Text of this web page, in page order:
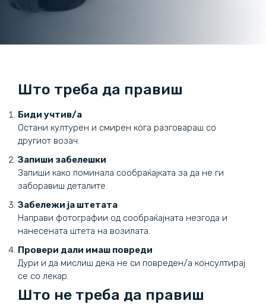
Што треба да правиш
Биди учтив/а
Остани културен и смирен кога разговараш со
другиот возач.
Запиши забелешки
Запиши како поминала сообраќајката за да не ги
заборавиш деталите.
Забележи ја штетата
Направи фотографии од сообраќајната незгода и
нанесената штета на возилата.
Провери дали имаш повреди
Дури и да мислиш дека не си повреден/а консултирај
се со лекар.
Што не треба да правиш